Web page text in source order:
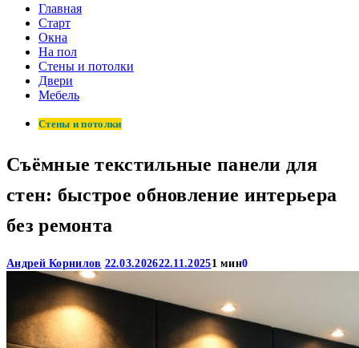
Главная
Старт
Окна
На пол
Стены и потолки
Двери
Мебель
Стены и потолки
Съёмные текстильные панели для
стен: быстрое обновление интерьера
без ремонта
Андрей Корнилов 22.03.202622.11.20251 мин0